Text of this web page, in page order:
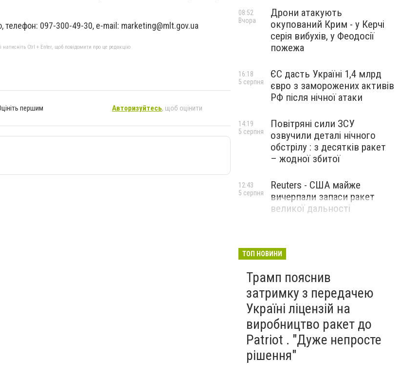
телефон: 097-300-49-30, e-mail: marketing@mlt.gov.ua
Ctrl + Enter, щоб повідомити про це редакцію
першим Авторизуйтесь, щоб оцінити
Дрони атакують
окупований Крим - у Керчі
серія вибухів, у Феодосії
пожежа
08:52
Вчора
ЄС дасть Україні 1,4 млрд
євро з заморожених активів
РФ після нічної атаки
16:18
5 серпня
Повітряні сили ЗСУ
озвучили деталі нічного
обстрілу : з десятків ракет
– жодної збитої
14:19
5 серпня
Reuters - США майже
вичерпали запаси ракет
великої дальності
12:43
5 серпня
ТОП НОВИНИ
Трамп пояснив
затримку з передачею
Україні ліцензій на
виробництво ракет до
Patriot . "Дуже непросте
рішення"